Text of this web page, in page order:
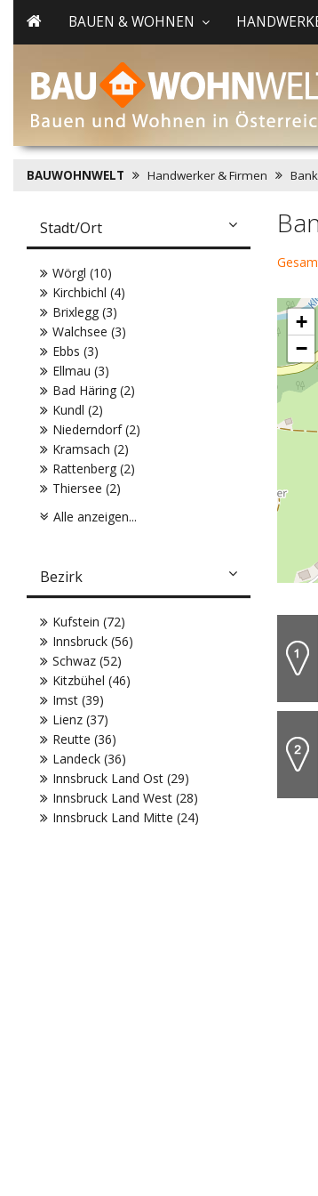
BAUEN & WOHNEN
BAUWOHNWELT Handwerker & Firmen
+
−
Stadt/Ort
Wörgl (10)
Kirchbichl (4)
Brixlegg (3)
Walchsee (3)
Ebbs (3)
Ellmau (3)
Bad Häring (2)
Kundl (2)
Niederndorf (2)
Kramsach (2)
Rattenberg (2)
Thiersee (2)
Alle anzeigen...
Bezirk
Kufstein (72)
Innsbruck (56)
Schwaz (52)
Kitzbühel (46)
Imst (39)
Lienz (37)
Reutte (36)
Landeck (36)
Innsbruck Land Ost (29)
Innsbruck Land West (28)
Innsbruck Land Mitte (24)